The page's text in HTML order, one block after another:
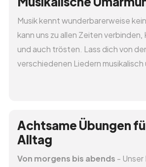
Zurück zur
Hilft
Musik kennt wunderbarerweise
kann uns zu allen Zeiten
und auch trösten. Lass dich von
verschiedenen Liedern musikalisch
Achtsame Übungen
Alltag
Von morgens bis abends - Unser